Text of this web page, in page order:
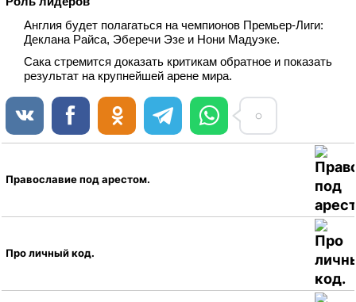
Англия будет полагаться на чемпионов Премьер‑Лиги:
Деклана Райса, Эберечи Эзе и Нони Мадуэке.
Сака стремится доказать критикам обратное и показать
результат на крупнейшей арене мира.
Православие под арестом.
Про личный код.